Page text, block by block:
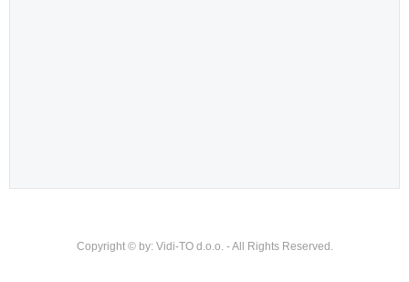
Copyright © by: Vidi-TO d.o.o. - All Rights Reserved.